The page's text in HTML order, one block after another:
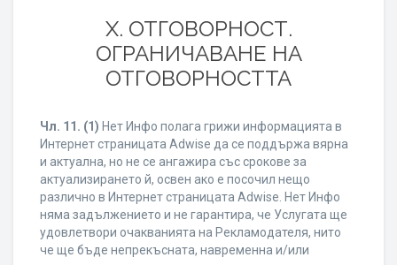
X. ОТГОВОРНОСТ.
ОГРАНИЧАВАНЕ НА
ОТГОВОРНОСТТА
Чл. 11. (1) Нет Инфо полага грижи информацията в
Интернет страницата Adwise да се поддържа вярна
и актуална, но не се ангажира със срокове за
актуализирането й, освен ако е посочил нещо
различно в Интернет страницата Adwise. Нет Инфо
няма задължението и не гарантира, че Услугата ще
удовлетвори очакванията на Рекламодателя, нито
че ще бъде непрекъсната, навременна и/или